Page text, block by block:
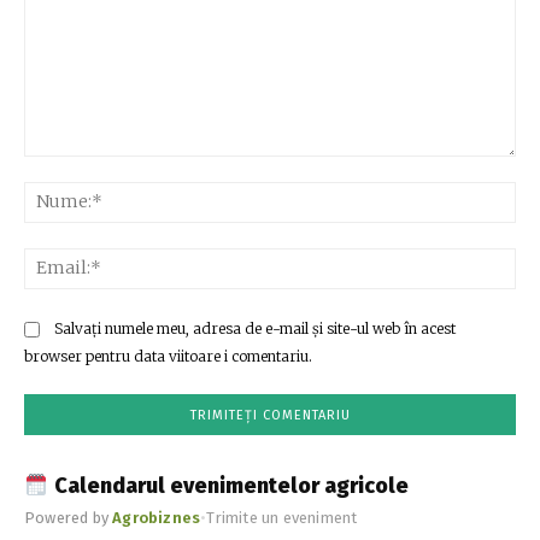
Salvați numele meu, adresa de e-mail și site-ul web în acest
browser pentru data viitoare i comentariu.
Calendarul evenimentelor agricole
Powered byAgrobiznes•Trimite un eveniment